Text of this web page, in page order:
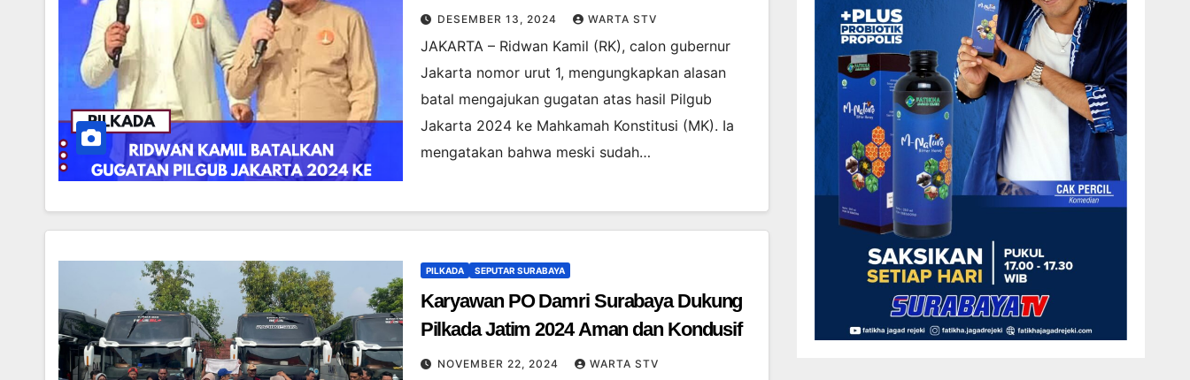
ALASAN DI BALIKNYA
DESEMBER 13, 2024 WARTA STV
JAKARTA – Ridwan Kamil (RK), calon gubernur
Jakarta nomor urut 1, mengungkapkan alasan
batal mengajukan gugatan atas hasil Pilgub
Jakarta 2024 ke Mahkamah Konstitusi (MK). Ia
mengatakan bahwa meski sudah…
PILKADA SEPUTAR SURABAYA
Karyawan PO Damri Surabaya Dukung
Pilkada Jatim 2024 Aman dan Kondusif
NOVEMBER 22, 2024 WARTA STV